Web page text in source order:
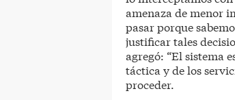
amenaza de menor
pasar porque
justificar tales
agregó: “El sistema
táctica y de los
proceder.